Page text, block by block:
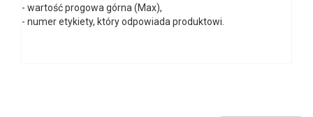
- wartość progowa górna (Max),
- numer etykiety, który odpowiada produktowi.